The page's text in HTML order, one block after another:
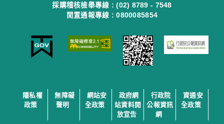
採購稽核檢舉專線 : (02) 8789 - 7548
閒置通報專線 : 0800085854
隱私權
政策
無障礙
聲明
網站安
全政策
政府網
站資料開
放宣告
行政院
公報資訊
網
資通安
全政策